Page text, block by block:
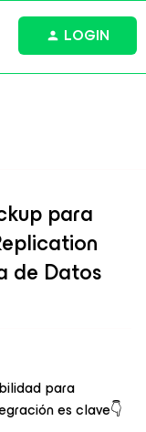
LOGIN
para
de Datos
para
es clave👇